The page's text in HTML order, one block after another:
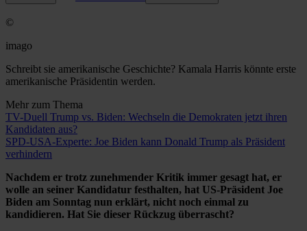
©
imago
Schreibt sie amerikanische Geschichte? Kamala Harris könnte erste
amerikanische Präsidentin werden.
Mehr zum Thema
TV-Duell Trump vs. Biden: Wechseln die Demokraten jetzt ihren
Kandidaten aus?
SPD-USA-Experte: Joe Biden kann Donald Trump als Präsident
verhindern
Nachdem er trotz zunehmender Kritik immer gesagt hat, er
wolle an seiner Kandidatur festhalten, hat US-Präsident Joe
Biden am Sonntag nun erklärt, nicht noch einmal zu
kandidieren. Hat Sie dieser Rückzug überrascht?